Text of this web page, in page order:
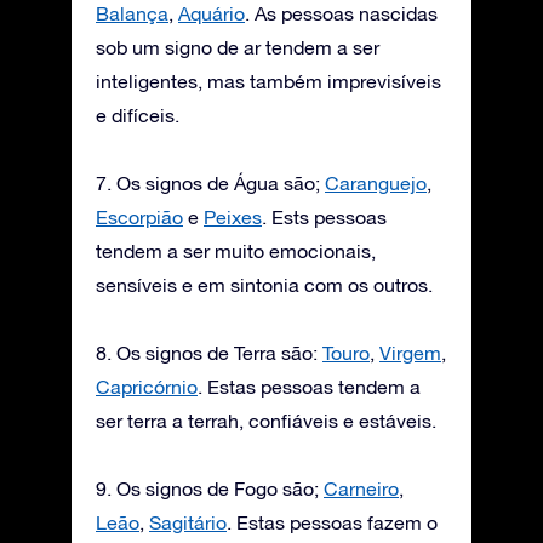
Balança, Aquário. As pessoas nascidas
sob um signo de ar tendem a ser
inteligentes, mas também imprevisíveis
e difíceis.
7. Os signos de Água são; Caranguejo,
Escorpião e Peixes. Ests pessoas
tendem a ser muito emocionais,
sensíveis e em sintonia com os outros.
8. Os signos de Terra são: Touro, Virgem,
Capricórnio. Estas pessoas tendem a
ser terra a terrah, confiáveis e estáveis.
9. Os signos de Fogo são; Carneiro,
Leão, Sagitário. Estas pessoas fazem o